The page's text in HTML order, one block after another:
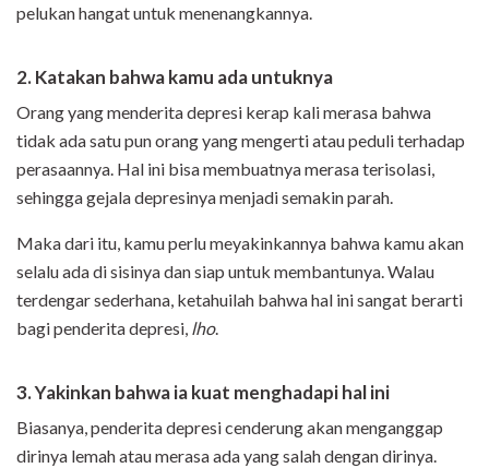
pelukan hangat untuk menenangkannya.
2. Katakan bahwa kamu ada untuknya
Orang yang menderita depresi kerap kali merasa bahwa
tidak ada satu pun orang yang mengerti atau peduli terhadap
perasaannya. Hal ini bisa membuatnya merasa terisolasi,
sehingga gejala depresinya menjadi semakin parah.
Maka dari itu, kamu perlu meyakinkannya bahwa kamu akan
selalu ada di sisinya dan siap untuk membantunya. Walau
terdengar sederhana, ketahuilah bahwa hal ini sangat berarti
bagi penderita depresi, lho.
3. Yakinkan bahwa ia kuat menghadapi hal ini
Biasanya, penderita depresi cenderung akan menganggap
dirinya lemah atau merasa ada yang salah dengan dirinya.